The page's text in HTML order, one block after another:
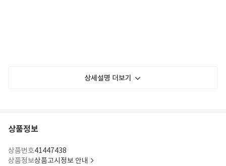
상세설명 더보기
상품정보
상품번호41447438
상품정보상품고시정보 안내